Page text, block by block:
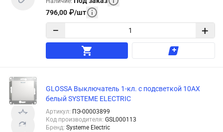
796,00 ₽/шт
− +
GLOSSA Выключатель 1-кл. с подсветкой 10АХ
белый SYSTEME ELECTRIC
Артикул: ПЭ-00003899
Код производителя: GSL000113
Бренд: Systeme Electric